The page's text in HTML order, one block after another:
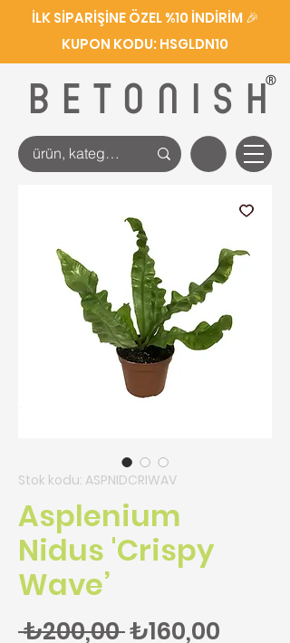
BETONISH
®
İLK SİPARİŞİNE ÖZEL %10 İNDİRİM 🎉
KUPON KODU: HSGLDN10
Stok kodu: ASPNIDCRIWAV
Asplenium
Nidus 'Crispy
Wave’
₺200,00 Normal Fiyat
₺160,00